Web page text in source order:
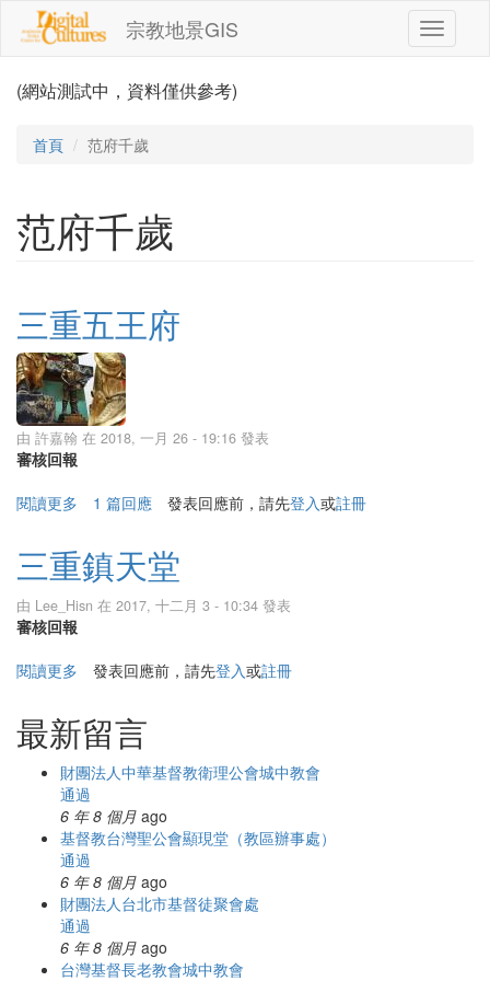
移至主內容
宗教地景GIS
Toggle
(網站測試中，資料僅供參考)
首頁 范府千歲
范府千歲
三重五王府
由 許嘉翰 在 2018, 一月 26 - 19:16 發表
審核回報
閱讀更多 關於三重五王府
1 篇回應 發表回應前，請先登入或註冊
三重鎮天堂
由 Lee_Hisn 在 2017, 十二月 3 - 10:34 發表
審核回報
閱讀更多 關於三重鎮天堂
發表回應前，請先登入或註冊
最新留言
財團法人中華基督教衛理公會城中教會
通過
6 年 8 個月 ago
基督教台灣聖公會顯現堂（教區辦事處）
通過
6 年 8 個月 ago
財團法人台北市基督徒聚會處
通過
6 年 8 個月 ago
台灣基督長老教會城中教會